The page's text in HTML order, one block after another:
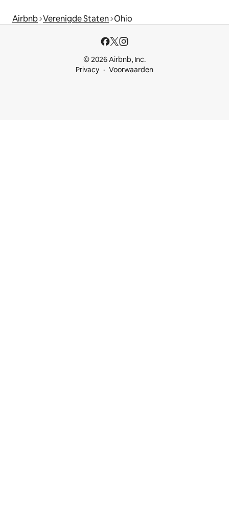
Airbnb Verenigde Staten Ohio
© 2026 Airbnb, Inc.
Privacy
Voorwaarden